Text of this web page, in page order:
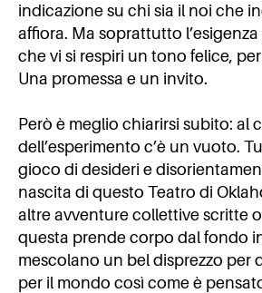
indicazione su chi sia il noi che
affiora. Ma soprattutto
che vi si respiri un tono felice,
Una promessa e un invito.
Però è meglio chiarirsi subito: al
dell’esperimento c’è un vuoto.
gioco di desideri e
nascita di questo Teatro di
altre avventure collettive scritte
questa prende corpo dal fondo
mescolano un bel disprezzo per
per il mondo così come è